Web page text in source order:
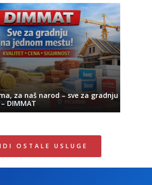
za naš narod – sve za gradnju
DIMMAT
OSTALE USLUGE